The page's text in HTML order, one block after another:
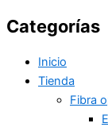
Categorías
Inicio
Tienda
Fibra